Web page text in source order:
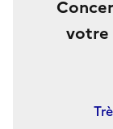
votre